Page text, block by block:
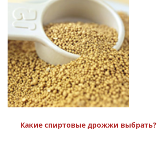
Какие спиртовые дрожжи выбрать?